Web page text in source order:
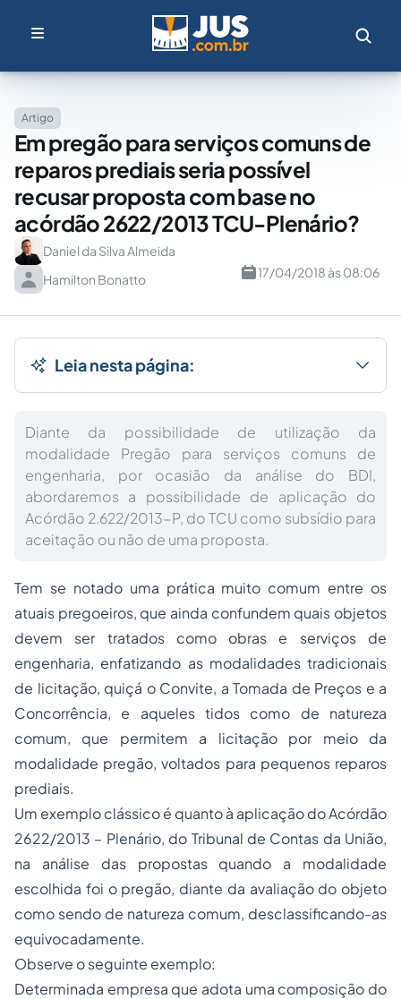
Artigo
Em pregão para serviços comuns de
reparos prediais seria possível
recusar proposta com base no
acórdão 2622/2013 TCU-Plenário?
Daniel da Silva Almeida
Hamilton Bonatto
17/04/2018 às 08:06
Leia nesta página:
Diante da possibilidade de utilização da
modalidade Pregão para serviços comuns de
engenharia, por ocasião da análise do BDI,
abordaremos a possibilidade de aplicação do
Acórdão 2.622/2013-P, do TCU como subsídio para
aceitação ou não de uma proposta.
Tem se notado uma prática muito comum entre os
atuais pregoeiros, que ainda confundem quais objetos
devem ser tratados como obras e serviços de
engenharia, enfatizando as modalidades tradicionais
de licitação, quiçá o Convite, a Tomada de Preços e a
Concorrência, e aqueles tidos como de natureza
comum, que permitem a licitação por meio da
modalidade pregão, voltados para pequenos reparos
prediais.
Um exemplo clássico é quanto à aplicação do Acórdão
2622/2013 – Plenário, do Tribunal de Contas da União,
na análise das propostas quando a modalidade
escolhida foi o pregão, diante da avaliação do objeto
como sendo de natureza comum, desclassificando-as
equivocadamente.
Observe o seguinte exemplo:
Determinada empresa que adota uma composição do